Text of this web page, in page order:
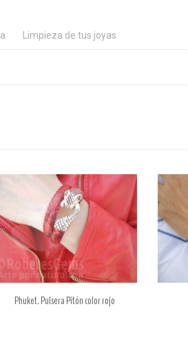
Limpieza de tus joyas
Phuket. Pulsera Pitón color rojo